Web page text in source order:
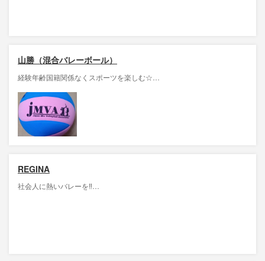
山勝（混合バレーボール）
経験年齢国籍関係なくスポーツを楽しむ☆…
REGINA
社会人に熱いバレーを‼︎…